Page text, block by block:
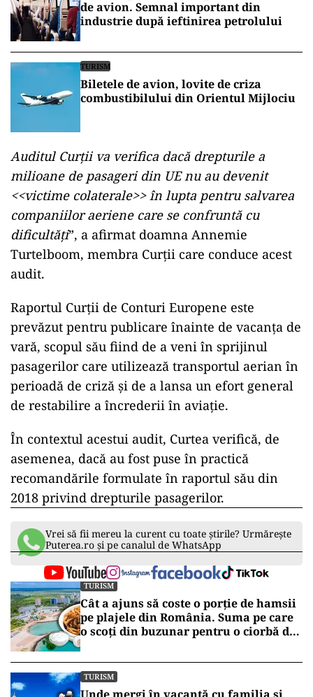
de avion. Semnal important din
industrie după ieftinirea petrolului
TURISM
Biletele de avion, lovite de criza
combustibilului din Orientul Mijlociu
Auditul Curții va verifica dacă drepturile a
milioane de pasageri din UE nu au devenit
<<victime colaterale>> în lupta pentru salvarea
companiilor aeriene care se confruntă cu
dificultăți”, a afirmat doamna Annemie
Turtelboom, membra Curții care conduce acest
audit.
Raportul Curții de Conturi Europene este
prevăzut pentru publicare înainte de vacanța de
vară, scopul său fiind de a veni în sprijinul
pasagerilor care utilizează transportul aerian în
perioadă de criză și de a lansa un efort general
de restabilire a încrederii în aviație.
În contextul acestui audit, Curtea verifică, de
asemenea, dacă au fost puse în practică
recomandările formulate în raportul său din
2018 privind drepturile pasagerilor.
Vrei să fii mereu la curent cu toate știrile? Urmărește
Puterea.ro și pe canalul de WhatsApp
TURISM
Cât a ajuns să coste o porție de hamsii
pe plajele din România. Suma pe care
o scoți din buzunar pentru o ciorbă de
Nord
TURISM